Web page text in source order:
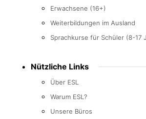
Erwachsene (16+)
Weiterbildungen im Ausland
Sprachkurse für Schüler (8-17
Nützliche Links
Über ESL
Warum ESL?
Unsere Büros